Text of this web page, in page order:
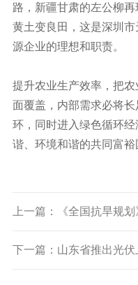
路，新疆甘肃的左公柳
黄土变良田，这是深圳
源企业的理想和职责。
提升农业生产效率，把
面覆盖，内部需求必将
环，同时进入绿色循环
谐、环境和谐的共同富裕
上一篇：《全国抗旱规
下一篇：山东省推出光伏